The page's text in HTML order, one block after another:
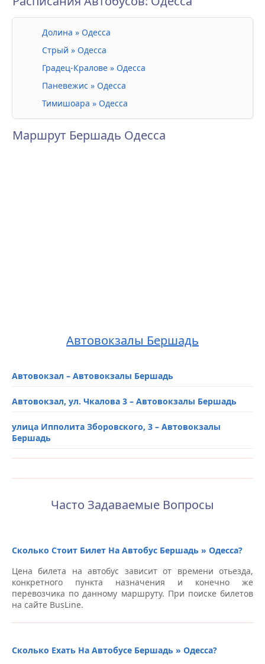
Долина » Одесса
Стрый » Одесса
Градец-Кралове » Одесса
Паневежис » Одесса
Тимишоара » Одесса
Маршрут Бершадь Одесса
Автовокзалы Бершадь
Автовокзал – Автовокзалы Бершадь
Автовокзал, ул. Чкалова 3 – Автовокзалы Бершадь
улица Ипполита Зборовского, 3 – Автовокзалы
Бершадь
Часто Задаваемые Вопросы
Сколько Стоит Билет На Автобус Бершадь » Одесса?
Цена билета на автобус зависит от времени отьезда,
конкретного пункта назначения и конечно же
перевозчика по данному маршруту. При поиске билетов
на сайте BusLine.
Сколько Ехать На Автобусе Бершадь » Одесса?